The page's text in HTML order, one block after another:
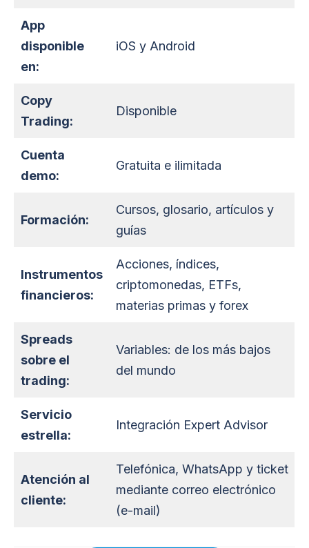
App
disponible
en:
iOS y Android
Copy
Trading:
Disponible
Cuenta
demo:
Gratuita e ilimitada
Formación:
Cursos, glosario, artículos y
guías
Instrumentos
financieros:
Acciones, índices,
criptomonedas, ETFs,
materias primas y forex
Spreads
sobre el
trading:
Variables: de los más bajos
del mundo
Servicio
estrella:
Integración Expert Advisor
Atención al
cliente:
Telefónica, WhatsApp y ticket
mediante correo electrónico
(e-mail)